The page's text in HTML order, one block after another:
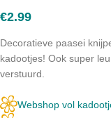
€2.99
Decoratieve paasei
kadootjes! Ook super
verstuurd.
Webshop vol